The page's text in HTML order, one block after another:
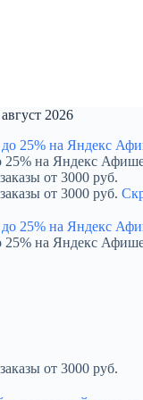
2026
на Яндекс
от 3000 руб.
от 3000 руб.
на Яндекс
от 3000 руб.